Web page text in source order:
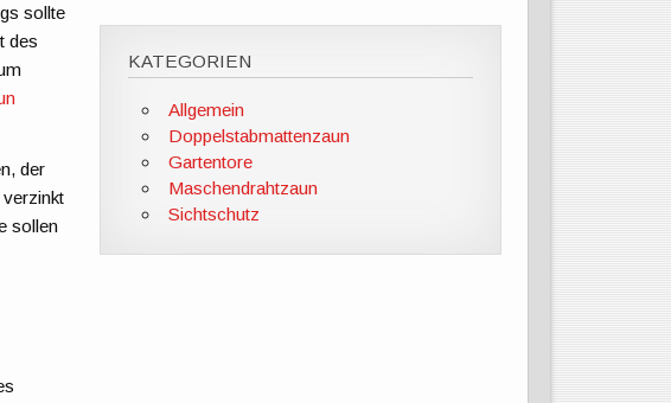
sollte
des
der
sollen
KATEGORIEN
Allgemein
Doppelstabmattenzaun
Gartentore
Maschendrahtzaun
Sichtschutz